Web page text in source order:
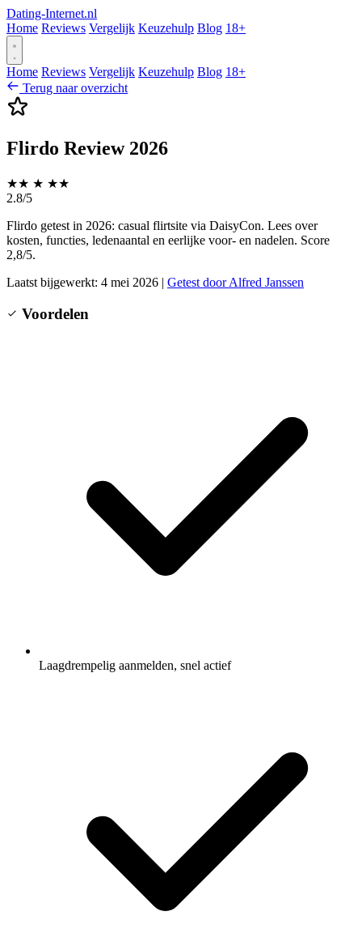
Dating-Internet.nl
Home Reviews Vergelijk Keuzehulp Blog 18+
Home Reviews Vergelijk Keuzehulp Blog 18+
Terug naar overzicht
Flirdo Review 2026
★★ ★ ★★
2.8/5
Flirdo getest in 2026: casual flirtsite via DaisyCon. Lees over
kosten, functies, ledenaantal en eerlijke voor- en nadelen. Score
2,8/5.
Laatst bijgewerkt: 4 mei 2026 | Getest door Alfred Janssen
Voordelen
Laagdrempelig aanmelden, snel actief